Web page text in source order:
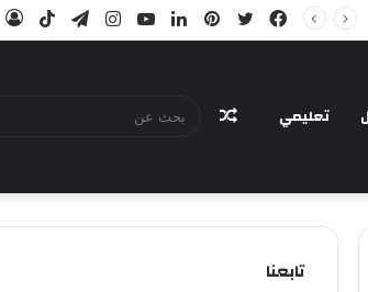
تيلقرام
انستقراميوتيوبلينكدإن
بينتيريستتويتر
فيسبوك
تعليمي مقال
تابعنا